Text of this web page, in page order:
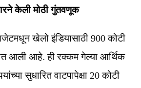
केली मोठी गुंतवणूक
खेलो इंडियासाठी 900 कोटी
आली आहे. ही रक्कम गेल्या आर्थिक
सुधारित वाटपापेक्षा 20 कोटी